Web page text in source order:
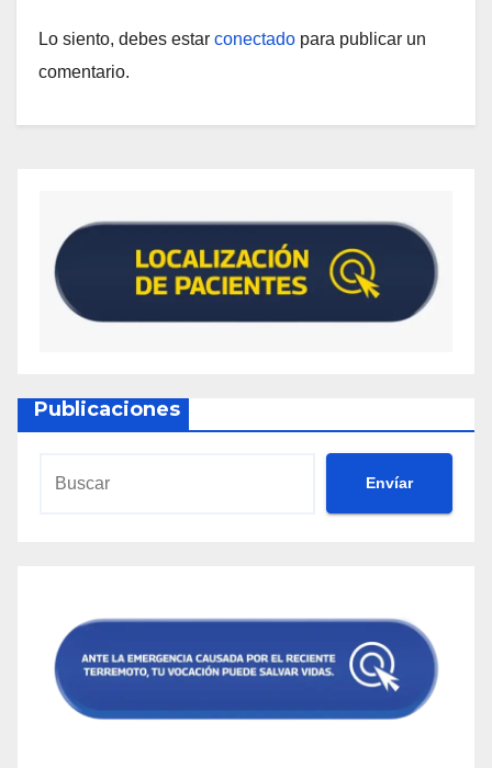
Lo siento, debes estar conectado para publicar un
comentario.
Publicaciones
Envíar